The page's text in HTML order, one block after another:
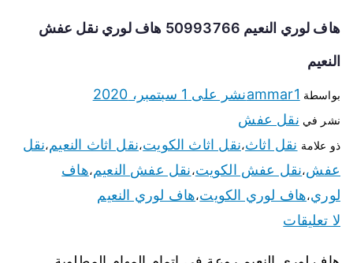
هاف لوري النعيم 50993766 هاف لوري نقل عفش
النعيم
بواسطة ammar1نشر على 1 سبتمبر، 2020
نشر في نقل عفش
ذو علامة نقل اثاث،نقل اثاث الكويت،نقل اثاث النعيم،نقل
عفش،نقل عفش الكويت،نقل عفش النعيم،هاف
لوري،هاف لوري الكويت،هاف لوري النعيم
لا تعليقات